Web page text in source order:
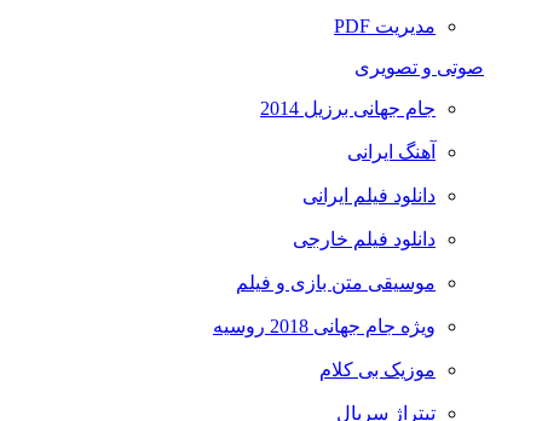
مدیریت PDF
صوتی و تصویری
جام جهانی برزیل 2014
آهنگ ایرانی
دانلود فیلم ایرانی
دانلود فیلم خارجی
موسیقی متن بازی و فیلم
ویژه جام جهانی 2018 روسیه
موزیک بی کلام
تیتراژ سریال